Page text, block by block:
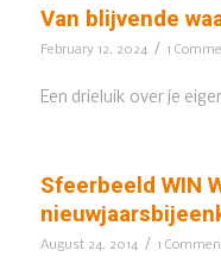
Van blijvende
February 12, 2024 / 1
Een drieluik over je
Sfeerbeeld WIN
August 24, 2014 / 1